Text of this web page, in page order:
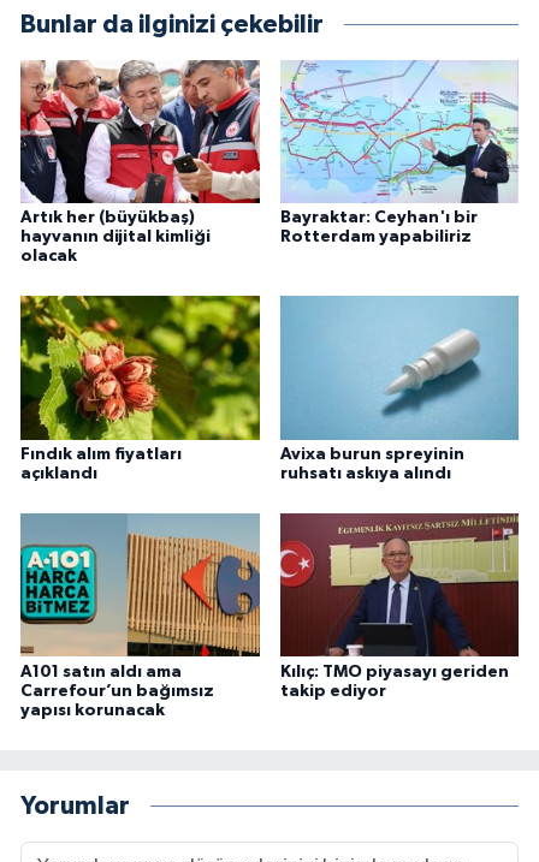
Bunlar da ilginizi çekebilir
Artık her (büyükbaş)
hayvanın dijital kimliği
olacak
Bayraktar: Ceyhan'ı bir
Rotterdam yapabiliriz
Fındık alım fiyatları
açıklandı
Avixa burun spreyinin
ruhsatı askıya alındı
A101 satın aldı ama
Carrefour’un bağımsız
yapısı korunacak
Kılıç: TMO piyasayı geriden
takip ediyor
Yorumlar